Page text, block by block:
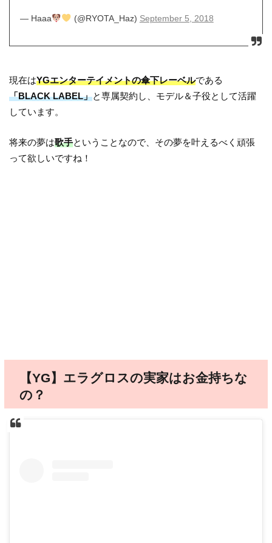
— Haaa (@RYOTA_Haz) September 5, 2018
現在はYGエンターテイメントの傘下レーベルである
「BLACK LABEL」と専属契約し、モデル＆子役として活躍
しています。
将来の夢は歌手ということなので、その夢を叶えるべく頑張
って欲しいですね！
【YG】エラグロスの実家はお金持ちな
の？